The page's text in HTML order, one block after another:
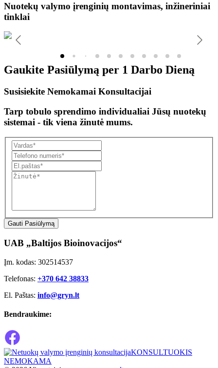
Nuotekų valymo įrenginių montavimas, inžineriniai
tinklai
Gaukite Pasiūlymą per 1 Darbo Dieną
Susisiekite Nemokamai Konsultacijai
Tarp tobulo sprendimo individualiai Jūsų nuotekų
sistemai - tik viena žinutė mums.
Gauti Pasiūlymą
UAB „Baltijos Bioinovacijos“
Įm. kodas: 302514537
Telefonas: +370 642 38833
El. Paštas: info@gryn.lt
Bendraukime:
KONSULTUOKIS
NEMOKAMA